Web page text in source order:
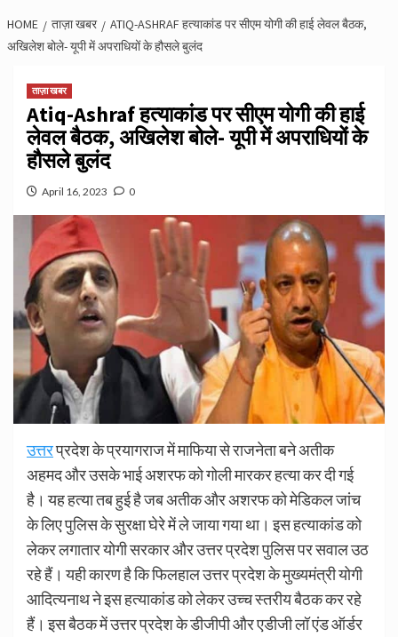
HOME ताज़ा खबर
ATIQ-ASHRAF हत्याकांड पर सीएम योगी की हाई लेवल बैठक,
अखिलेश बोले- यूपी में अपराधियों के हौसले बुलंद
ताज़ा खबर
Atiq-Ashraf हत्याकांड पर सीएम योगी की हाई
लेवल बैठक, अखिलेश बोले- यूपी में अपराधियों के
हौसले बुलंद
April 16, 2023 0
उत्तरप्रदेश के प्रयागराज में माफिया से राजनेता बने अतीक
अहमद और उसके भाई अशरफ को गोली मारकर हत्या कर दी गई
है। यह हत्या तब हुई है जब अतीक और अशरफ को मेडिकल जांच
के लिए पुलिस के सुरक्षा घेरे में ले जाया गया था। इस हत्याकांड को
लेकर लगातार योगी सरकार और उत्तर प्रदेश पुलिस पर सवाल उठ
रहे हैं। यही कारण है कि फिलहाल उत्तर प्रदेश के मुख्यमंत्री योगी
आदित्यनाथ ने इस हत्याकांड को लेकर उच्च स्तरीय बैठक कर रहे
हैं। इस बैठक में उत्तर प्रदेश के डीजीपी और एडीजी लॉ एंड ऑर्डर